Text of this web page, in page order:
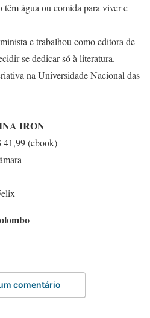
têm água ou comida para viver e
e trabalhou como editora de
se dedicar só à literatura.
na Universidade Nacional das
IRON
41,99 (ebook)
comentário